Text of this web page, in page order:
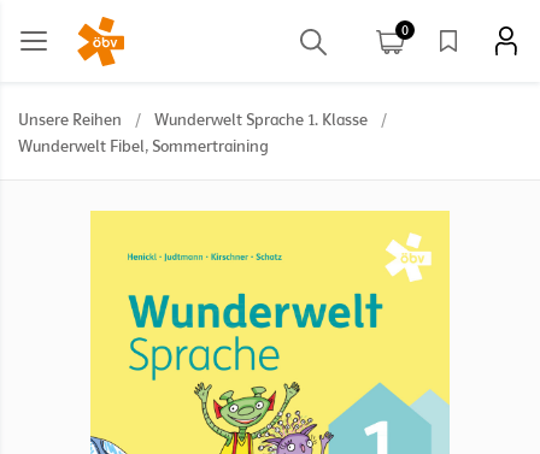
0
Unsere Reihen / Wunderwelt Sprache 1. Klasse
/
Wunderwelt Fibel, Sommertraining